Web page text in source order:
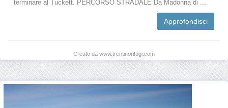
terminare al Tuckett. PERCORSO STRADALE Da Madonna di ...
Approfondisci
Creato da www.trentinorifugi.com